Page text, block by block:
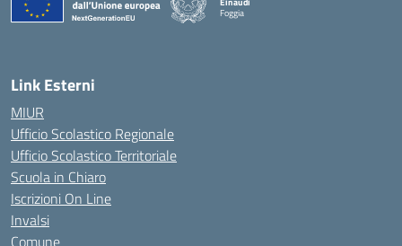
Foggia
— Visita la pagina iniziale della scuola
Link Esterni
MIUR
Ufficio Scolastico Regionale
Ufficio Scolastico Territoriale
Scuola in Chiaro
Iscrizioni On Line
Invalsi
Comune